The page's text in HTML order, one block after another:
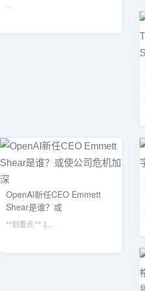
...
OpenAI新任CEO Emmett
Shear是谁？或
**划重点:** 1....